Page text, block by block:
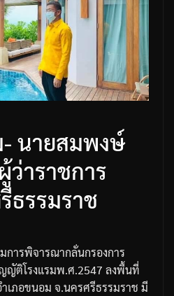
- นายสมพงษ์
าราชการ
ธรรมราช
การพิจารณากลั่นกรองการ
ญัติโรงแรมพ.ศ.2547 ลงพื้นที่
เภอขนอม จ.นครศรีธรรมราช มี